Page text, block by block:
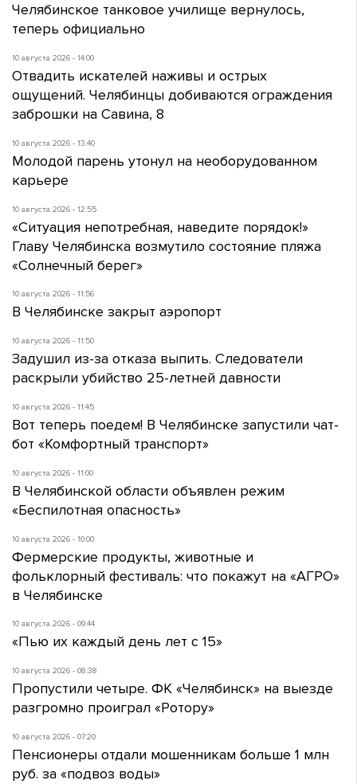
Челябинское танковое училище вернулось,
теперь официально
10 августа 2026 - 14:00
Отвадить искателей наживы и острых
ощущений. Челябинцы добиваются ограждения
заброшки на Савина, 8
10 августа 2026 - 13:40
Молодой парень утонул на необорудованном
карьере
10 августа 2026 - 12:55
«Ситуация непотребная, наведите порядок!»
Главу Челябинска возмутило состояние пляжа
«Солнечный берег»
10 августа 2026 - 11:56
В Челябинске закрыт аэропорт
10 августа 2026 - 11:50
Задушил из-за отказа выпить. Следователи
раскрыли убийство 25-летней давности
10 августа 2026 - 11:45
Вот теперь поедем! В Челябинске запустили чат-
бот «Комфортный транспорт»
10 августа 2026 - 11:00
В Челябинской области объявлен режим
«Беспилотная опасность»
10 августа 2026 - 10:00
Фермерские продукты, животные и
фольклорный фестиваль: что покажут на «АГРО»
в Челябинске
10 августа 2026 - 09:44
«Пью их каждый день лет с 15»
10 августа 2026 - 08:38
Пропустили четыре. ФК «Челябинск» на выезде
разгромно проиграл «Ротору»
10 августа 2026 - 07:20
Пенсионеры отдали мошенникам больше 1 млн
руб. за «подвоз воды»